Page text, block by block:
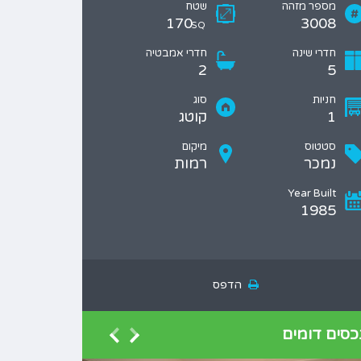
מספר מזהה
3008
שטח
170SQ
חדרי שינה
5
חדרי אמבטיה
2
חניות
1
סוג
קוטג
סטטוס
נמכר
מיקום
רמות
Year Built
1985
הדפס
דומים